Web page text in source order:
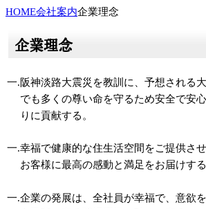
HOME会社案内企業理念
企業理念
一.阪神淡路大震災を教訓に、予想される
でも多くの尊い命を守るため安全で安
り に貢献する。
一.幸福で健康的な住生活空間をご提供さ
お客様に最高の感動と満足 をお届けする
一.企業の発展は、全社員が幸福で、意欲を